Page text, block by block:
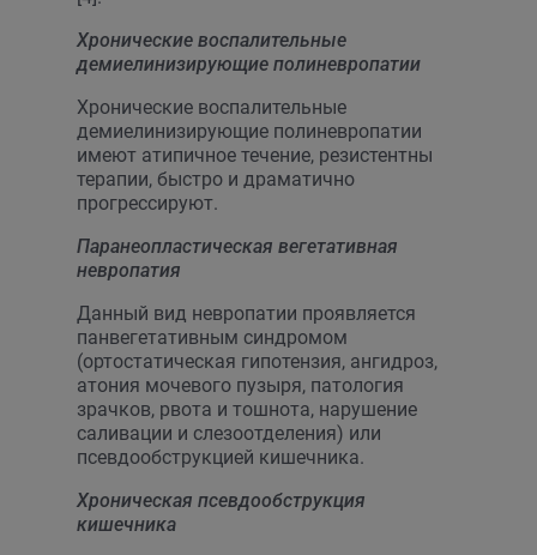
Хронические воспалительные
демиелинизирующие полиневропатии
Хронические воспалительные
демиелинизирующие полиневропатии
имеют атипичное течение, резистентны
терапии, быстро и драматично
прогрессируют.
Паранеопластическая вегетативная
невропатия
Данный вид невропатии проявляется
панвегетативным синдромом
(ортостатическая гипотензия, ангидроз,
атония мочевого пузыря, патология
зрачков, рвота и тошнота, нарушение
саливации и слезоотделения) или
псевдообструкцией кишечника.
Хроническая псевдообструкция
кишечника